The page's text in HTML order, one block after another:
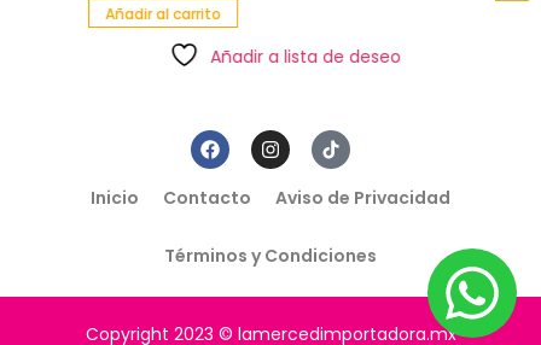
Añadir al carrito
Añadir a lista de deseo
Inicio Contacto Aviso de Privacidad
Términos y Condiciones
Copyright 2023 © lamercedimportadora.mx